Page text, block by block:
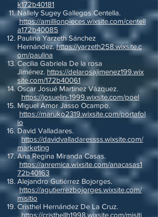
k172b40181
Nallely Sugey Gallegos Centella.
https://amillionpieces.wixsite.com/centell
a172b40085
Paulina Yarzeth Sánchez
Hernández.https://yarzeth258.wixsite.c
om/paulina
Cecilia Gabriela De la rosa
Jiménez. https://delarosajimenez199.wix
site.com/172b40061
Oscar Josué Martínez Vázquez.
https://josuelin-1999.wixsite.com/poel
Miguel Amor Jasso Ocampo.
https://maruko2319.wixsite.com/portafol
io
David Valladares.
https://davidvalladaressss.wixsite.com/
marketing
Ana Regina Miranda Casas.
https://anremica.wixsite.com/anacasas1
72b40163
Alejandro Gutiérrez Bojorges.
https://agutierrezbojorges.wixsite.com/
misitio
Cristhel Hernández De La Cruz.
https://cristhellh1998.wixsite.com/misiti